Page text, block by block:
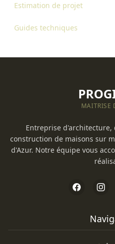
Estimation de projet
Guides techniques
MAITRISE
Entreprise
construction de maisons sur
d'Azur. Notre équipe vous